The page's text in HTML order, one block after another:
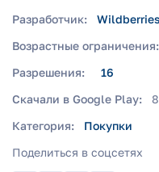
Разработчик:
Возрастные ограничения:
Разрешения:
16
Скачали в Google Play:
Категория:
Покупки
Поделиться в соцсетях